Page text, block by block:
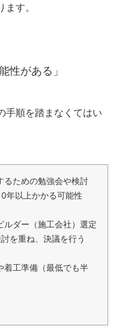
す。
性がある」
手順を踏まなくてはい
ための勉強会や検討
年以上かかる可能性
ダー（施工会社）選定
を重ね、決議を行う
工準備（最低でも半